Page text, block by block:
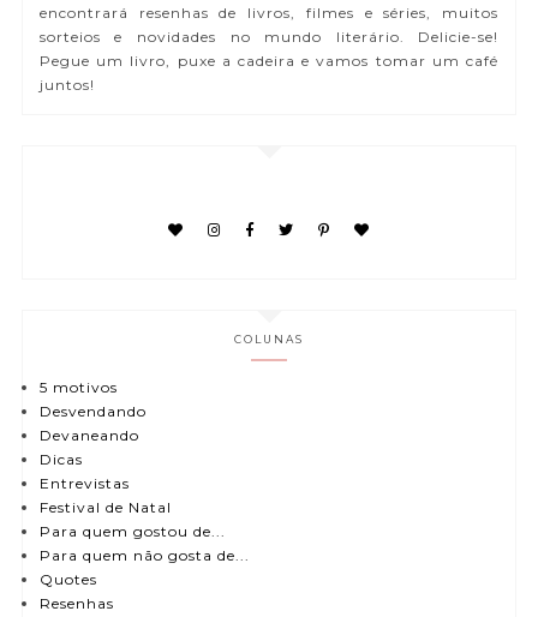
encontrará resenhas de livros, filmes e séries, muitos
sorteios e novidades no mundo literário. Delicie-se!
Pegue um livro, puxe a cadeira e vamos tomar um café
juntos!
COLUNAS
5 motivos
Desvendando
Devaneando
Dicas
Entrevistas
Festival de Natal
Para quem gostou de...
Para quem não gosta de...
Quotes
Resenhas